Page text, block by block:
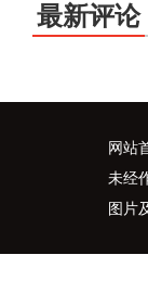
最新评论
网站
未经
图片